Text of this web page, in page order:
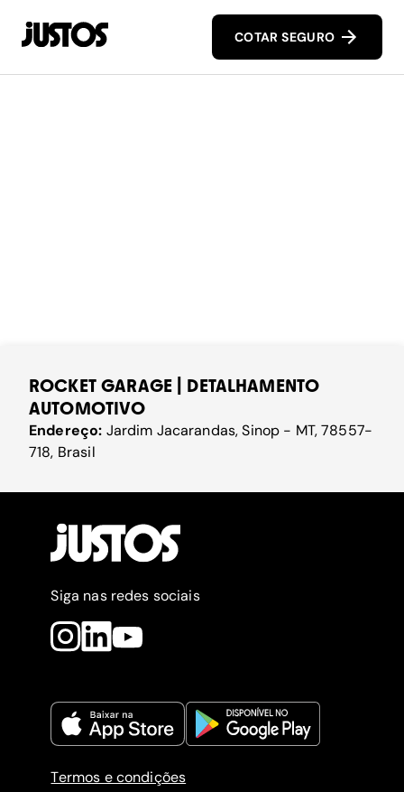
COTAR SEGURO
ROCKET GARAGE | DETALHAMENTO
AUTOMOTIVO
Endereço: Jardim Jacarandas, Sinop - MT, 78557-
718, Brasil
Siga nas redes sociais
Termos e condições